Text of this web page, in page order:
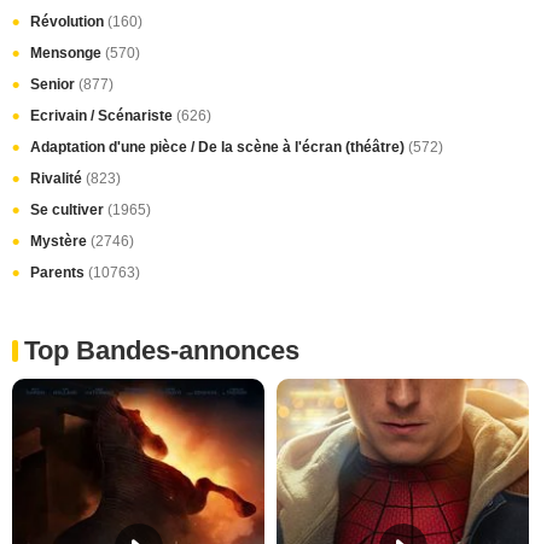
Révolution (160)
Mensonge (570)
Senior (877)
Ecrivain / Scénariste (626)
Adaptation d'une pièce / De la scène à l'écran (théâtre) (572)
Rivalité (823)
Se cultiver (1965)
Mystère (2746)
Parents (10763)
Top Bandes-annonces